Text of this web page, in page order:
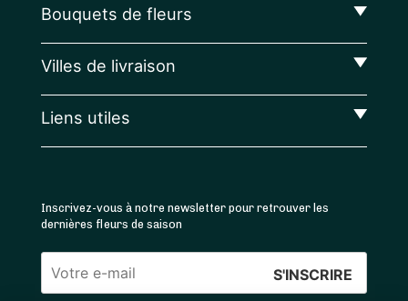
Bouquets de fleurs
Villes de livraison
Liens utiles
Inscrivez-vous à notre newsletter pour retrouver les
dernières fleurs de saison